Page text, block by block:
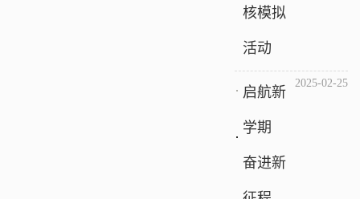
核模拟
活动
启航新
学期
奋进新
2025-02-25